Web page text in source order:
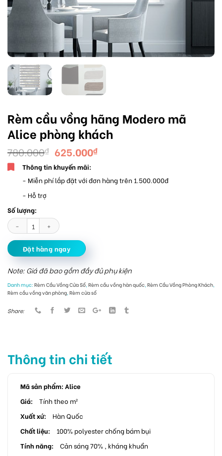
Rèm cầu vồng hãng Modero mã
Alice phòng khách
780.000₫ 625.000₫
Thông tin khuyến mãi:
- Miễn phí lắp đặt với đơn hàng trên 1.500.000đ
- Hỗ trợ
Số lượng:
Rèm cầu vồng hãng Modero mã Alice phòng khách số lượng
Đặt hàng ngay
Note: Giá đã bao gồm đầy đủ phụ kiện
Danh mục: Rèm Cầu Vồng Cửa Sổ Rèm cầu vồng hàn quốc Rèm Cầu Vồng Phòng Khách
Rèm cầu vồng văn phòng Rèm cửa sổ
Share:
Thông tin chi tiết
Mã sản phẩm: Alice
Giá:
Tính theo m²
Xuất xứ:
Hàn Quốc
Chất liệu:
100% polyester chống bám bụi
Tính năng:
Cản sáng 70% , kháng khuẩn